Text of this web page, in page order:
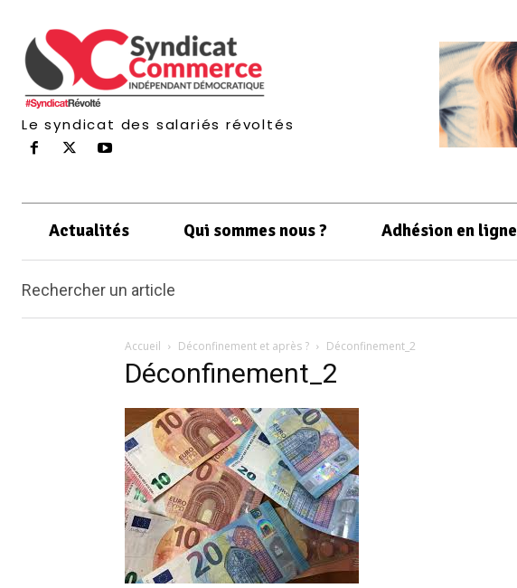
Le syndicat des salariés révoltés
Actualités Qui sommes nous ? Adhésion en ligne
Rechercher un article
Accueil Déconfinement et après ? Déconfinement_2
Déconfinement_2